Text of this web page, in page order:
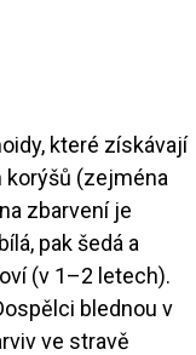
které získávají
korýšů (zejména
zbarvení je
pak šedá a
(v 1–2 letech).
blednou v
ve stravě